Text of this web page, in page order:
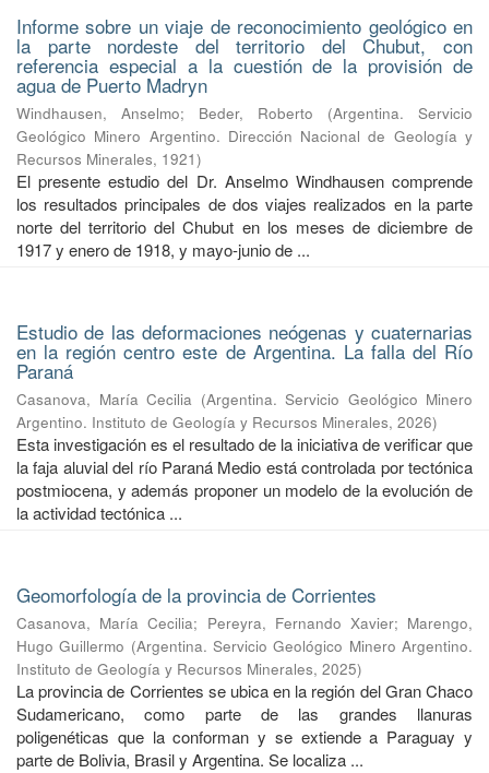
Informe sobre un viaje de reconocimiento geológico en
la parte nordeste del territorio del Chubut, con
referencia especial a la cuestión de la provisión de
agua de Puerto Madryn
Windhausen, Anselmo; Beder, Roberto (Argentina. Servicio
Geológico Minero Argentino. Dirección Nacional de Geología y
Recursos Minerales, 1921)
El presente estudio del Dr. Anselmo Windhausen comprende
los resultados principales de dos viajes realizados en la parte
norte del territorio del Chubut en los meses de diciembre de
1917 y enero de 1918, y mayo-junio de ...
Estudio de las deformaciones neógenas y cuaternarias
en la región centro este de Argentina. La falla del Río
Paraná
Casanova, María Cecilia (Argentina. Servicio Geológico Minero
Argentino. Instituto de Geología y Recursos Minerales, 2026)
Esta investigación es el resultado de la iniciativa de verificar que
la faja aluvial del río Paraná Medio está controlada por tectónica
postmiocena, y además proponer un modelo de la evolución de
la actividad tectónica ...
Geomorfología de la provincia de Corrientes
Casanova, María Cecilia; Pereyra, Fernando Xavier; Marengo,
Hugo Guillermo (Argentina. Servicio Geológico Minero Argentino.
Instituto de Geología y Recursos Minerales, 2025)
La provincia de Corrientes se ubica en la región del Gran Chaco
Sudamericano, como parte de las grandes llanuras
poligenéticas que la conforman y se extiende a Paraguay y
parte de Bolivia, Brasil y Argentina. Se localiza ...